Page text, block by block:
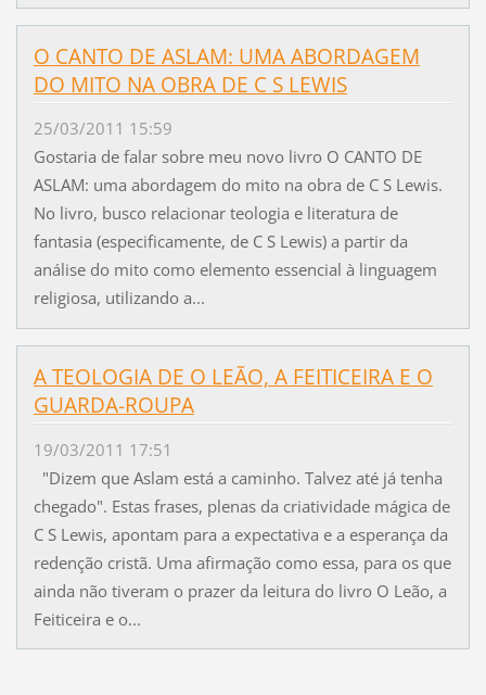
O CANTO DE ASLAM: UMA ABORDAGEM
DO MITO NA OBRA DE C S LEWIS
25/03/2011 15:59
Gostaria de falar sobre meu novo livro O CANTO DE
ASLAM: uma abordagem do mito na obra de C S Lewis.
No livro, busco relacionar teologia e literatura de
fantasia (especificamente, de C S Lewis) a partir da
análise do mito como elemento essencial à linguagem
religiosa, utilizando a...
A TEOLOGIA DE O LEÃO, A FEITICEIRA E O
GUARDA-ROUPA
19/03/2011 17:51
"Dizem que Aslam está a caminho. Talvez até já tenha
chegado". Estas frases, plenas da criatividade mágica de
C S Lewis, apontam para a expectativa e a esperança da
redenção cristã. Uma afirmação como essa, para os que
ainda não tiveram o prazer da leitura do livro O Leão, a
Feiticeira e o...